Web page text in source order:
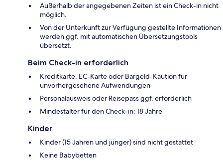
Außerhalb der angegebenen Zeiten ist ein Check-in nicht
möglich.
Von der Unterkunft zur Verfügung gestellte Informationen
werden ggf. mit automatischen Übersetzungstools
übersetzt.
Beim Check-in erforderlich
Kreditkarte, EC-Karte oder Bargeld-Kaution für
unvorhergesehene Aufwendungen
Personalausweis oder Reisepass ggf. erforderlich
Mindestalter für den Check-in: 18 Jahre
Kinder
Kinder (15 Jahren und jünger) sind nicht gestattet
Keine Babybetten